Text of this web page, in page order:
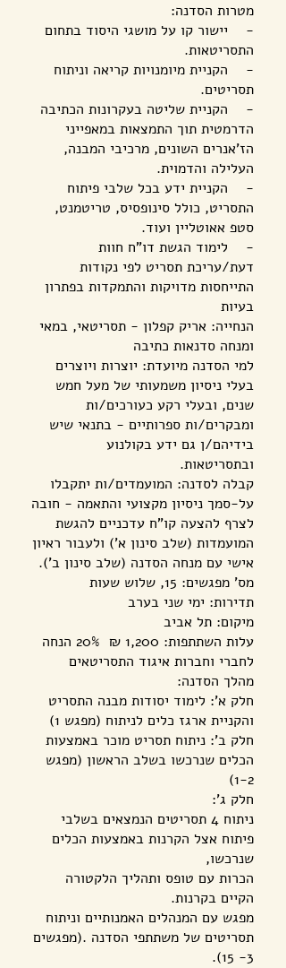
מטרות הסדנה:
- יישור קו על מושגי היסוד בתחום
התסריטאות.
- הקניית מיומנויות קריאה וניתוח
תסריטים.
- הקניית שליטה בעקרונות הכתיבה
הדרמטית תוך התמצאות במאפייני
הז'אנרים השונים, מרכיבי המבנה,
העלילה והדמוית.
- הקניית ידע בכל שלבי פיתוח
התסריט, כולל סינופסיס, טריטמנט,
סטפ אאוטליין ועוד.
- לימוד הגשת דו"ח חוות
דעת/עריכת תסריט לפי נקודות
התייחסות מדויקות והתמקדות בפתרון
בעיות
הנחייה: אריק קפלון - תסריטאי, במאי
ומנחה סדנאות כתיבה
למי הסדנה מיועדת: יוצרות ויוצרים
בעלי ניסיון משמעותי של מעל חמש
שנים, ובעלי רקע כעורכים/ות
ומבקרים/ות ספרותיים - בתנאי שיש
בידיהם/ן גם ידע בקולנוע
ובתסריטאות.
קבלה לסדנה: המועמדים/ות יתקבלו
על-סמך ניסיון מקצועי והתאמה - חובה
לצרף להצעה קו"ח עדכניים להגשת
המועמדות (שלב סינון א') ולעבור ראיון
אישי עם מנחה הסדנה (שלב סינון ב').
מס' מפגשים: 15, שלוש שעות
תדירות: ימי שני בערב
מיקום: תל אביב
עלות השתתפות: 1,200 ₪ 20% הנחה
לחברי וחברות איגוד התסריטאים
מהלך הסדנה:
חלק א': לימוד יסודות מבנה התסריט
והקניית ארגז כלים לניתוח (מפגש 1)
חלק ב': ניתוח תסריט מוכר באמצעות
הכלים שנרכשו בשלב הראשון (מפגש
1-2)
חלק ג':
ניתוח 4 תסריטים הנמצאים בשלבי
פיתוח אצל הקרנות באמצעות הכלים
שנרכשו,
הכרות עם טופס ותהליך הלקטורה
הקיים בקרנות.
מפגש עם המנהלים האמנותיים וניתוח
תסריטים של משתתפי הסדנה .(מפגשים
3- 15).